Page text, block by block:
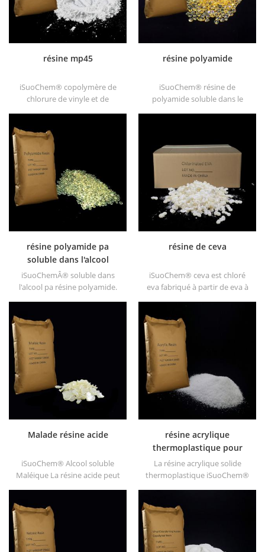
résine mp45
iSuoChem® copolymère de
chlorure de vinyle et de
bon type de liant chloré et
développé pour l'encre
d'imprimerie et les peintures
anticorrosives épaisses.
résine polyamide
iSuoChem® résine de
polyamide soluble dans le
dt556 .
résine polyamide pa
soluble dans l'alcool
iSuoChemÂ® soluble dans
l'alcool pa résine polyamide.
l'alcool de différents types,
tels que DT610, DT610A,
DT610H et dt6245
résine de ceva
iSuoChem® ceva est chloré
eva fabriqué à partir de eva à
organique comme le toluène,
l'ester, etc.
Malade résine acide
iSuoChem® Alcool soluble
Maléique La résine acide peut
d'alcool ou alcoolique solvant.
Il offre une brillance longue et
rapide Séchage.
résine acrylique
thermoplastique pour
encre
La résine acrylique solide
thermoplastique iSuoChem®
à solvant, les vernis, les
peintures plastiques, les
peintures pour conteneurs,
etc